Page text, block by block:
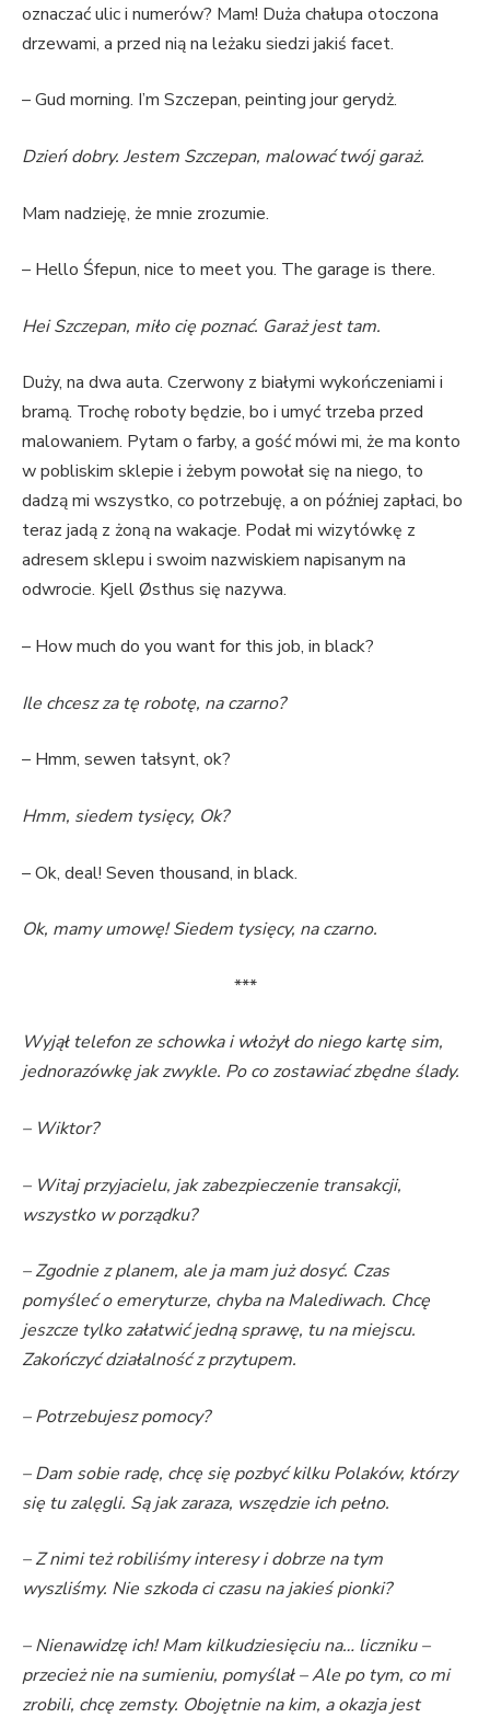
oznaczać ulic i numerów? Mam! Duża chałupa otoczona
drzewami, a przed nią na leżaku siedzi jakiś facet.
– Gud morning. I’m Szczepan, peinting jour gerydż.
Dzień dobry. Jestem Szczepan, malować twój garaż.
Mam nadzieję, że mnie zrozumie.
– Hello Śfepun, nice to meet you. The garage is there.
Hei Szczepan, miło cię poznać. Garaż jest tam.
Duży, na dwa auta. Czerwony z białymi wykończeniami i
bramą. Trochę roboty będzie, bo i umyć trzeba przed
malowaniem. Pytam o farby, a gość mówi mi, że ma konto
w pobliskim sklepie i żebym powołał się na niego, to
dadzą mi wszystko, co potrzebuję, a on później zapłaci, bo
teraz jadą z żoną na wakacje. Podał mi wizytówkę z
adresem sklepu i swoim nazwiskiem napisanym na
odwrocie. Kjell Østhus się nazywa.
– How much do you want for this job, in black?
Ile chcesz za tę robotę, na czarno?
– Hmm, sewen tałsynt, ok?
Hmm, siedem tysięcy, Ok?
– Ok, deal! Seven thousand, in black.
Ok, mamy umowę! Siedem tysięcy, na czarno.
***
Wyjął telefon ze schowka i włożył do niego kartę sim,
jednorazówkę jak zwykle. Po co zostawiać zbędne ślady.
– Wiktor?
– Witaj przyjacielu, jak zabezpieczenie transakcji,
wszystko w porządku?
– Zgodnie z planem, ale ja mam już dosyć. Czas
pomyśleć o emeryturze, chyba na Malediwach. Chcę
jeszcze tylko załatwić jedną sprawę, tu na miejscu.
Zakończyć działalność z przytupem.
– Potrzebujesz pomocy?
– Dam sobie radę, chcę się pozbyć kilku Polaków, którzy
się tu zalęgli. Są jak zaraza, wszędzie ich pełno.
– Z nimi też robiliśmy interesy i dobrze na tym
wyszliśmy. Nie szkoda ci czasu na jakieś pionki?
– Nienawidzę ich! Mam kilkudziesięciu na… liczniku –
przecież nie na sumieniu, pomyślał – Ale po tym, co mi
zrobili, chcę zemsty. Obojętnie na kim, a okazja jest